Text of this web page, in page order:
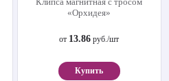
«Орхидея»
от 13.86 руб./шт
Купить